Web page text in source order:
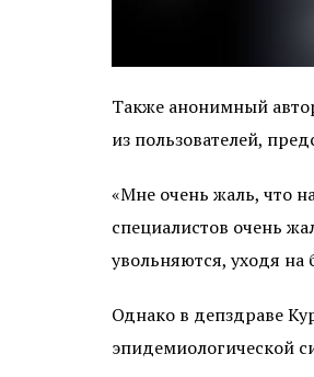
Также анонимный
из пользователей,
«Мне очень жаль, что
специалистов очень
увольняются, уходя на
Однако в депздраве
эпидемиологической